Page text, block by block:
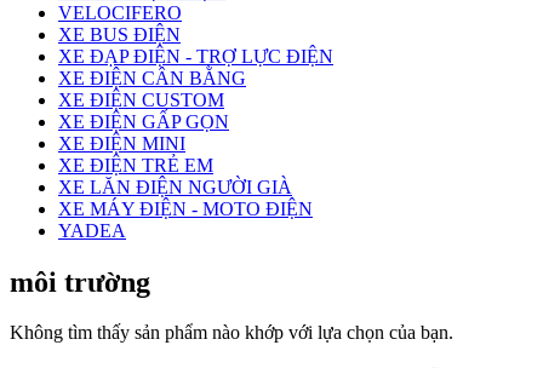
VELOCIFERO
XE BUS ĐIỆN
XE ĐẠP ĐIỆN - TRỢ LỰC ĐIỆN
XE ĐIỆN CÂN BẰNG
XE ĐIỆN CUSTOM
XE ĐIỆN GẤP GỌN
XE ĐIỆN MINI
XE ĐIỆN TRẺ EM
XE LĂN ĐIỆN NGƯỜI GIÀ
XE MÁY ĐIỆN - MOTO ĐIỆN
YADEA
môi trường
Không tìm thấy sản phẩm nào khớp với lựa chọn của bạn.